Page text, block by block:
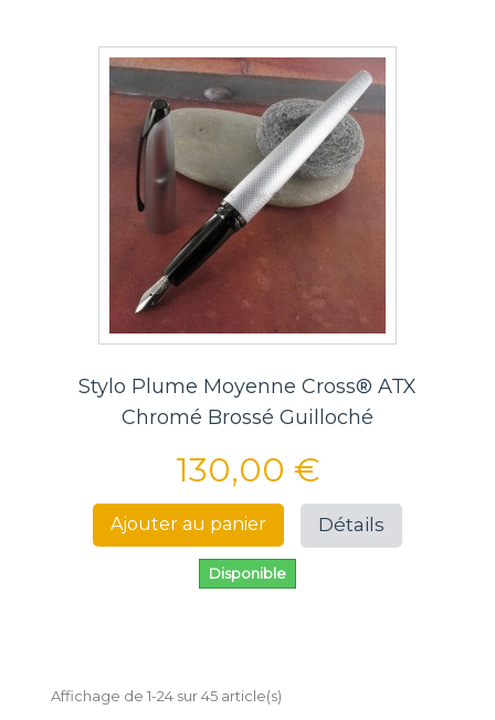
Stylo Plume Moyenne Cross® ATX
Chromé Brossé Guilloché
130,00 €
Ajouter au panier Détails
Disponible
Affichage de 1-24 sur 45 article(s)